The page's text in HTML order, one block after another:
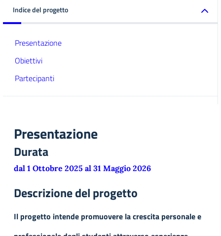
Indice del progetto
Presentazione
Obiettivi
Partecipanti
Presentazione
Durata
dal 1 Ottobre 2025 al 31 Maggio 2026
Descrizione del progetto
Il progetto intende promuovere la crescita personale e